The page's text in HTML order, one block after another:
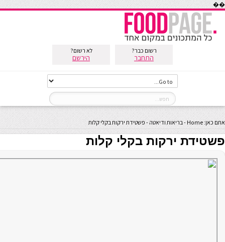
��
רשום כבר?
התחבר
לא רשום?
הירשם
אתם כאן: Home
-בריאות ודיאטה - פשטידת ירקות בקלי קלות
פשטידת ירקות בקלי קלות